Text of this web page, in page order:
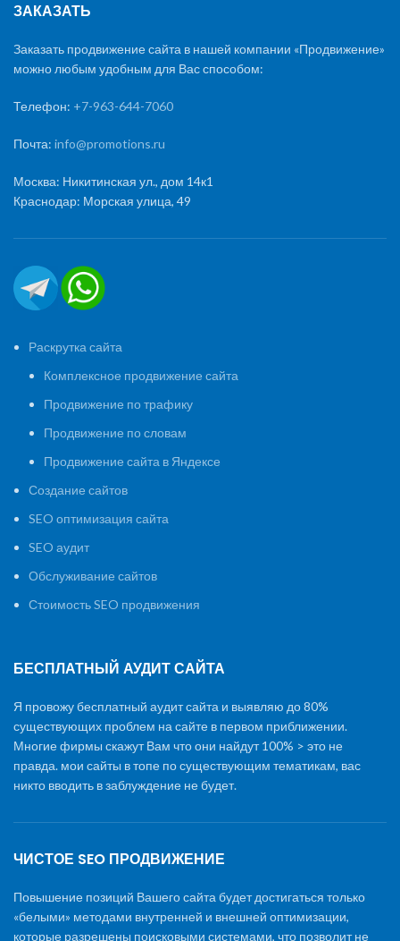
ЗАКАЗАТЬ
Заказать продвижение сайта в нашей компании «Продвижение»
можно любым удобным для Вас способом:
Телефон: +7-963-644-7060
Почта: info@promotions.ru
Москва: Никитинская ул., дом 14к1
Краснодар: Морская улица, 49
Раскрутка сайта
Комплексное продвижение сайта
Продвижение по трафику
Продвижение по словам
Продвижение сайта в Яндексе
Создание сайтов
SEO оптимизация сайта
SEO аудит
Обслуживание сайтов
Стоимость SEO продвижения
БЕСПЛАТНЫЙ АУДИТ САЙТА
Я провожу бесплатный аудит сайта и выявляю до 80%
существующих проблем на сайте в первом приближении.
Многие фирмы скажут Вам что они найдут 100% > это не
правда. мои сайты в топе по существующим тематикам, вас
никто вводить в заблуждение не будет.
ЧИСТОЕ SEO ПРОДВИЖЕНИЕ
Повышение позиций Вашего сайта будет достигаться только
«белыми» методами внутренней и внешней оптимизации,
которые разрешены поисковыми системами, что позволит не